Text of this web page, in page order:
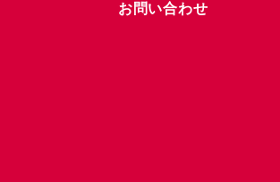
お問い合わせ